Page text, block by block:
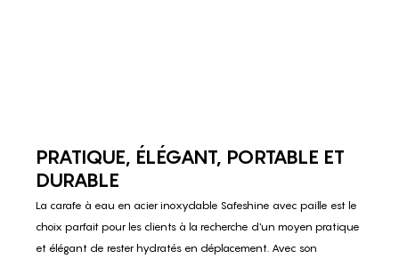
PRATIQUE, ÉLÉGANT, PORTABLE ET
DURABLE
La carafe à eau en acier inoxydable Safeshine avec paille est le
choix parfait pour les clients à la recherche d'un moyen pratique
et élégant de rester hydratés en déplacement. Avec son